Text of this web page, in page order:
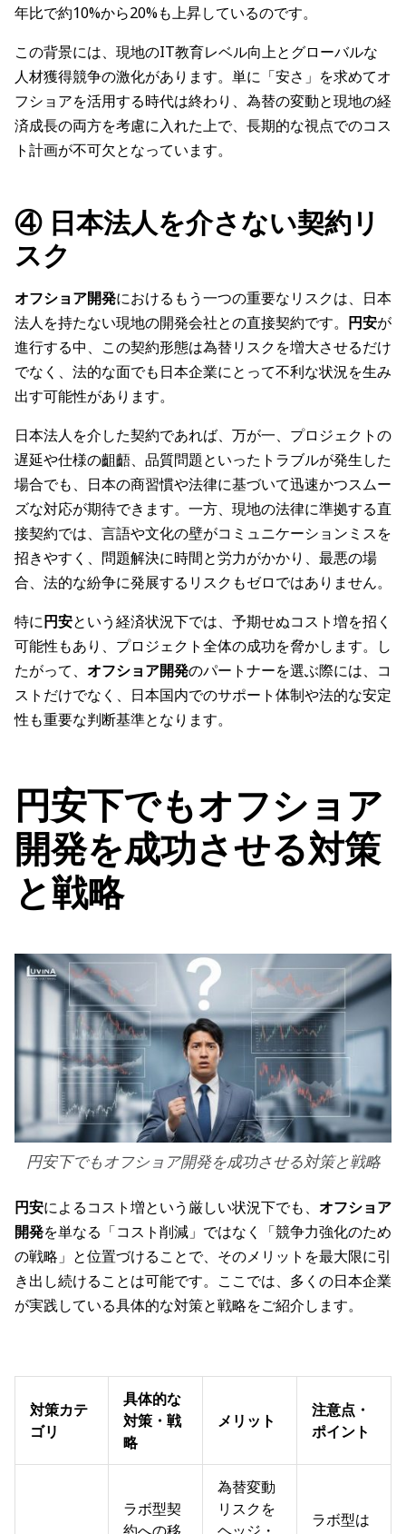
年比で約10%から20%も上昇しているのです。
この背景には、現地のIT教育レベル向上とグローバルな
人材獲得競争の激化があります。単に「安さ」を求めてオ
フショアを活用する時代は終わり、為替の変動と現地の経
済成長の両方を考慮に入れた上で、長期的な視点でのコス
ト計画が不可欠となっています。
④ 日本法人を介さない契約リ
スク
オフショア開発におけるもう一つの重要なリスクは、日本
法人を持たない現地の開発会社との直接契約です。 円安が
進行する中、この契約形態は為替リスクを増大させるだけ
でなく、法的な面でも日本企業にとって不利な状況を生み
出す可能性があります。
日本法人を介した契約であれば、万が一、プロジェクトの
遅延や仕様の齟齬、品質問題といったトラブルが発生した
場合でも、日本の商習慣や法律に基づいて迅速かつスムー
ズな対応が期待できます。一方、現地の法律に準拠する直
接契約では、言語や文化の壁がコミュニケーションミスを
招きやすく、問題解決に時間と労力がかかり、最悪の場
合、法的な紛争に発展するリスクもゼロではありません。
特に円安という経済状況下では、予期せぬコスト増を招く
可能性もあり、プロジェクト全体の成功を脅かします。し
たがって、 オフショア開発のパートナーを選ぶ際には、コ
ストだけでなく、日本国内でのサポート体制や法的な安定
性も重要な判断基準となります。
円安下でもオフショア
開発を成功させる対策
と戦略
円安下でもオフショア開発を成功させる対策と戦略
円安によるコスト増という厳しい状況下でも、 オフショア
開発を単なる「コスト削減」ではなく「競争力強化のため
の戦略」と位置づけることで、そのメリットを最大限に引
き出し続けることは可能です。ここでは、多くの日本企業
が実践している具体的な対策と戦略をご紹介します。
対策カテ
ゴリ
具体的な
対策・戦
略
メリット
注意点・
ポイント
ラボ型契
為替変動
リスクを
ラボ型は